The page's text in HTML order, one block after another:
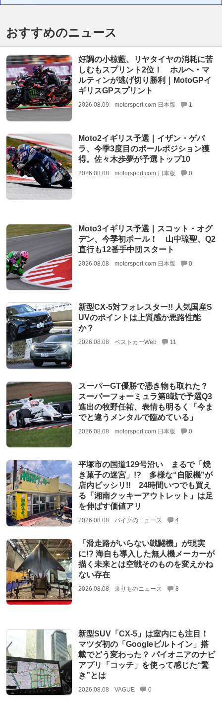
おすすめのニュース
好調の小椋藍、リヤタイヤの消耗に苦
しむもスプリント2位！ ホルヘ・マ
ルティンが逃げ切り勝利｜MotoGPイ
ギリスGPスプリント
2026.08.09 motorsport.com 日本版 1
Moto2イギリス予選｜イザン・ゲバ
ラ、今季3度目のポールポジション獲
得。佐々木歩夢が予選トップ10
2026.08.08 motorsport.com 日本版 0
Moto3イギリス予選｜スコット・オグ
デン、今季初ポール！ 山中琉聖、Q2
直行も12番手中団スタート
2026.08.08 motorsport.com 日本版 0
新型CX-5対フォレスター!! 人気国産S
UVのポイントは上質感か悪路性能
か？
2026.08.08 ベストカーWeb 11
スーパーGT優勝で憑き物も取れた？
スーパーフォーミュラ第8戦で予選Q3
進出の牧野任祐、表情も明るく「今ま
でと違うメンタルで臨めている」
2026.08.08 motorsport.com 日本版 0
平塚市の国道129号沿い まるで「焼
き菓子の迷宮」!? 多様な“自販機”が
店内ビッシリ!! 24時間いつでも買え
る「湘南クッキーアウトレット」は足
を伸ばす価値アリ
2026.08.08 バイクのニュース 4
「滑走路がいらない戦闘機」が現実
に!? 海自も導入した無人機メーカーが
描く未来とは空戦そのものを変えかね
ない存在
2026.08.08 乗りものニュース 8
新型SUV「CX-5」は室内にも注目！
マツダ初の「Googleビルトイン」搭
載でどう変わった？ パイオニアのナビ
アプリ「コッチ」を使って感じた“驚
き”とは
2026.08.08 VAGUE 0